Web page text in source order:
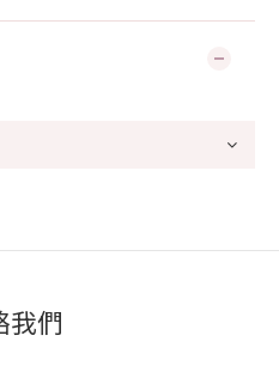
我們